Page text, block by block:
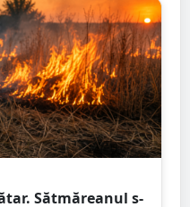
Sătmăreanul s-